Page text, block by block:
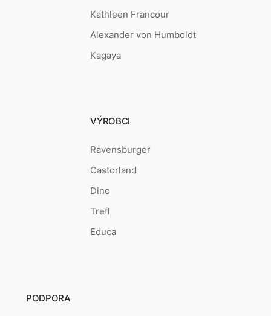
Kathleen Francour
Alexander von Humboldt
Kagaya
VÝROBCI
Ravensburger
Castorland
Dino
Trefl
Educa
PODPORA